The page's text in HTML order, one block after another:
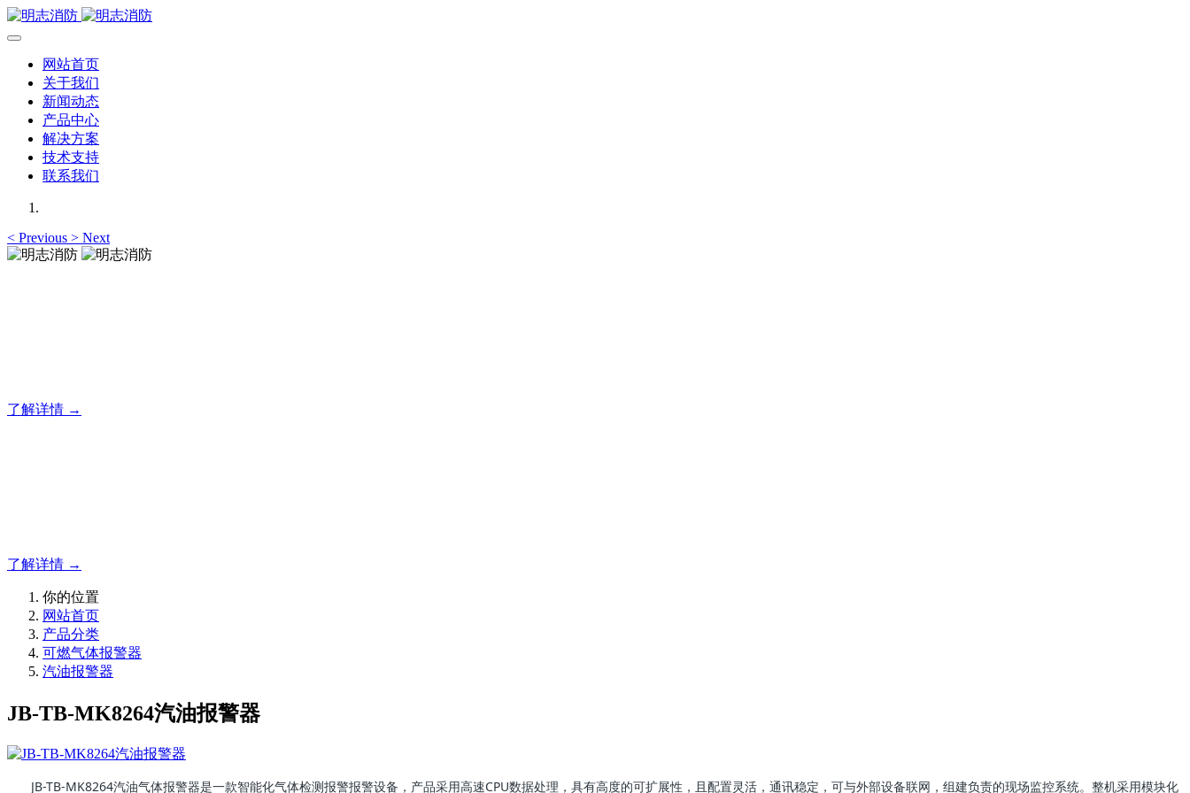
网站首页
关于我们
新闻动态
产品中心
解决方案
技术支持
联系我们
< Previous > Next
了解详情 →
了解详情 →
你的位置
网站首页
产品分类
可燃气体报警器
汽油报警器
JB-TB-MK8264汽油报警器
JB-TB-MK8264汽油气体报警器是一款智能化气体检测报警报警设备，产品采用高速CPU数据处理，具有高度的可扩展性，且配置灵活，通讯稳定，可与外部设备联网，组建负责的现场监控系统。整机采用模块化